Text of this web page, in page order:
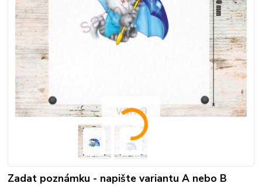
Zadat poznámku - napište variantu A nebo B